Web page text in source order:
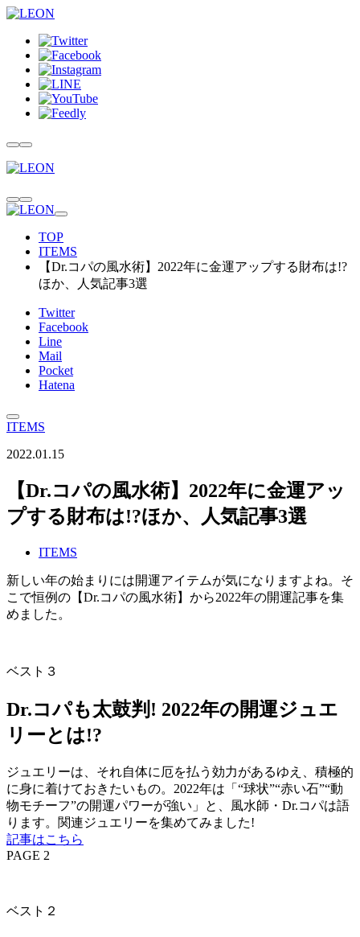
TOP
ITEMS
【Dr.コパの風水術】2022年に金運アップする財布は!?
ほか、人気記事3選
Twitter
Facebook
Line
Mail
Pocket
Hatena
ITEMS
2022.01.15
【Dr.コパの風水術】2022年に金運アッ
プする財布は!?ほか、人気記事3選
ITEMS
新しい年の始まりには開運アイテムが気になりますよね。そ
こで恒例の【Dr.コパの風水術】から2022年の開運記事を集
めました。
ベスト３
Dr.コパも太鼓判! 2022年の開運ジュエ
リーとは!?
ジュエリーは、それ自体に厄を払う効力があるゆえ、積極的
に身に着けておきたいもの。2022年は「“球状”“赤い石”“動
物モチーフ”の開運パワーが強い」と、風水師・Dr.コパは語
ります。関連ジュエリーを集めてみました!
記事はこちら
PAGE 2
ベスト２